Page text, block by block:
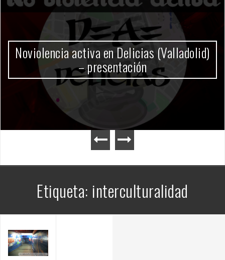
Gobierno Milei
Etiqueta: interculturalidad